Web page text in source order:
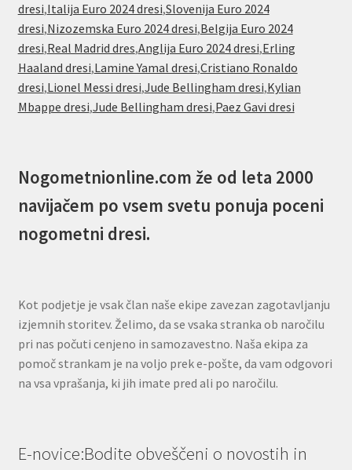
dresi,Italija Euro 2024 dresi,Slovenija Euro 2024
dresi,Nizozemska Euro 2024 dresi,Belgija Euro 2024
dresi,Real Madrid dres,Anglija Euro 2024 dresi,Erling
Haaland dresi,Lamine Yamal dresi,Cristiano Ronaldo
dresi,Lionel Messi dresi,Jude Bellingham dresi,Kylian
Mbappe dresi,Jude Bellingham dresi,Paez Gavi dresi
Nogometnionline.com že od leta 2000
navijačem po vsem svetu ponuja poceni
nogometni dresi.
Kot podjetje je vsak član naše ekipe zavezan zagotavljanju
izjemnih storitev. Želimo, da se vsaka stranka ob naročilu
pri nas počuti cenjeno in samozavestno. Naša ekipa za
pomoč strankam je na voljo prek e-pošte, da vam odgovori
na vsa vprašanja, ki jih imate pred ali po naročilu.
E-novice:Bodite obveščeni o novostih in